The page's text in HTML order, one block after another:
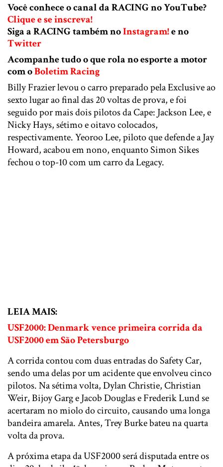
Você conhece o canal da RACING no YouTube?
Clique e se inscreva!
Siga a RACING também noInstagram!e no
Twitter
Acompanhe tudo o que rola no esporte a motor
com oBoletim Racing
Billy Frazier levou o carro preparado pela Exclusive ao
sexto lugar ao final das 20 voltas de prova, e foi
seguido por mais dois pilotos da Cape: Jackson Lee, e
Nicky Hays, sétimo e oitavo colocados,
respectivamente. Yeoroo Lee, piloto que defende a Jay
Howard, acabou em nono, enquanto Simon Sikes
fechou o top-10 com um carro da Legacy.
LEIA MAIS:
USF2000: Denmark vence primeira corrida da
USF2000 em São Petersburgo
A corrida contou com duas entradas do Safety Car,
sendo uma delas por um acidente que envolveu cinco
pilotos. Na sétima volta, Dylan Christie, Christian
Weir, Bijoy Garg e Jacob Douglas e Frederik Lund se
acertaram no miolo do circuito, causando uma longa
bandeira amarela. Antes, Trey Burke bateu na quarta
volta da prova.
A próxima etapa da USF2000 será disputada entre os